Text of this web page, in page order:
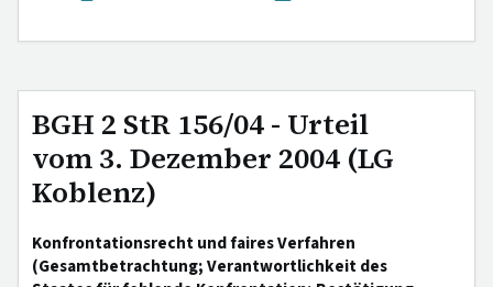
BGH 2 StR 156/04 - Urteil
vom 3. Dezember 2004 (LG
Koblenz)
Konfrontationsrecht und faires Verfahren
(Gesamtbetrachtung; Verantwortlichkeit des